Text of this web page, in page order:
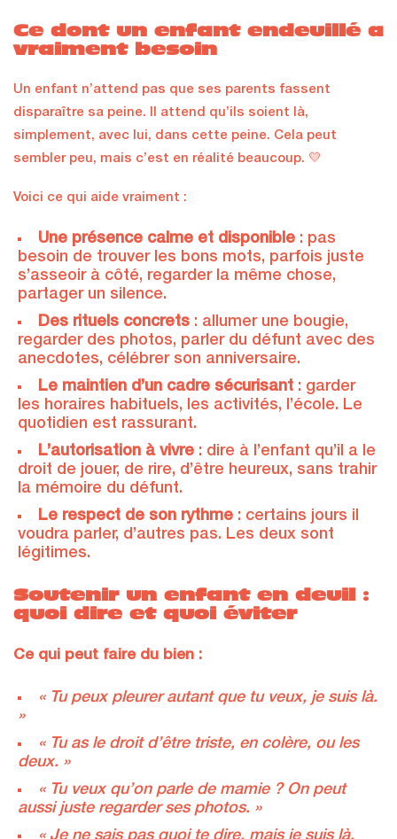
Ce dont un enfant endeuillé a
vraiment besoin
Un enfant n’attend pas que ses parents fassent
disparaître sa peine. Il attend qu’ils soient là,
simplement, avec lui, dans cette peine. Cela peut
sembler peu, mais c’est en réalité beaucoup. 💛
Voici ce qui aide vraiment :
Une présence calme et disponible : pas
besoin de trouver les bons mots, parfois juste
s’asseoir à côté, regarder la même chose,
partager un silence.
Des rituels concrets : allumer une bougie,
regarder des photos, parler du défunt avec des
anecdotes, célébrer son anniversaire.
Le maintien d’un cadre sécurisant : garder
les horaires habituels, les activités, l’école. Le
quotidien est rassurant.
L’autorisation à vivre : dire à l’enfant qu’il a le
droit de jouer, de rire, d’être heureux, sans trahir
la mémoire du défunt.
Le respect de son rythme : certains jours il
voudra parler, d’autres pas. Les deux sont
légitimes.
Soutenir un enfant en deuil :
quoi dire et quoi éviter
Ce qui peut faire du bien :
« Tu peux pleurer autant que tu veux, je suis là.
»
« Tu as le droit d’être triste, en colère, ou les
deux. »
« Tu veux qu’on parle de mamie ? On peut
aussi juste regarder ses photos. »